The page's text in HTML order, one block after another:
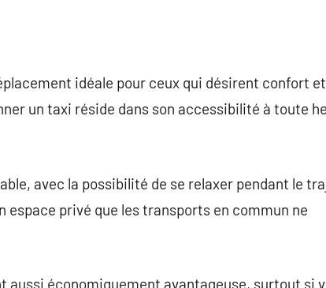
idéale pour ceux qui désirent confort et
un taxi réside dans son accessibilité à toute
avec la possibilité de se relaxer pendant le
privé que les transports en commun ne
aussi économiquement avantageuse, surtout si